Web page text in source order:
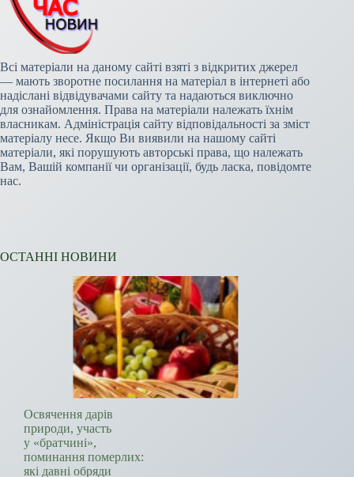
Всі матеріали на даному сайті взяті з відкритих джерел
— мають зворотне посилання на матеріал в інтернеті або
надіслані відвідувачами сайту та надаються виключно
для ознайомлення. Права на матеріали належать їхнім
власникам. Адміністрація сайту відповідальності за зміст
матеріалу несе. Якщо Ви виявили на нашому сайті
матеріали, які порушують авторські права, що належать
Вам, Вашій компанії чи організації, будь ласка, повідомте
нас.
ОСТАННІ НОВИНИ
Освячення дарів
природи, участь
у «братчині»,
поминання померлих:
які давні обряди